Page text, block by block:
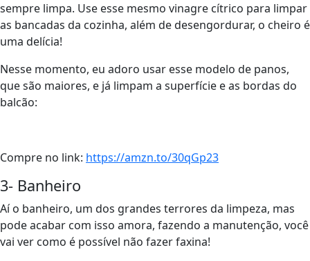
sempre limpa. Use esse mesmo vinagre cítrico para limpar
as bancadas da cozinha, além de desengordurar, o cheiro é
uma delícia!
Nesse momento, eu adoro usar esse modelo de panos,
que são maiores, e já limpam a superfície e as bordas do
balcão:
Compre no link: https://amzn.to/30qGp23
3- Banheiro
Aí o banheiro, um dos grandes terrores da limpeza, mas
pode acabar com isso amora, fazendo a manutenção, você
vai ver como é possível não fazer faxina!